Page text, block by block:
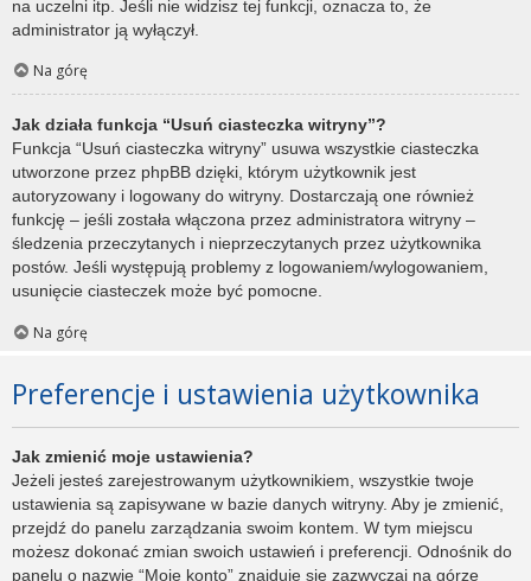
na uczelni itp. Jeśli nie widzisz tej funkcji, oznacza to, że
administrator ją wyłączył.
Na górę
Jak działa funkcja “Usuń ciasteczka witryny”?
Funkcja “Usuń ciasteczka witryny” usuwa wszystkie ciasteczka
utworzone przez phpBB dzięki, którym użytkownik jest
autoryzowany i logowany do witryny. Dostarczają one również
funkcję – jeśli została włączona przez administratora witryny –
śledzenia przeczytanych i nieprzeczytanych przez użytkownika
postów. Jeśli występują problemy z logowaniem/wylogowaniem,
usunięcie ciasteczek może być pomocne.
Na górę
Preferencje i ustawienia użytkownika
Jak zmienić moje ustawienia?
Jeżeli jesteś zarejestrowanym użytkownikiem, wszystkie twoje
ustawienia są zapisywane w bazie danych witryny. Aby je zmienić,
przejdź do panelu zarządzania swoim kontem. W tym miejscu
możesz dokonać zmian swoich ustawień i preferencji. Odnośnik do
panelu o nazwie “Moje konto” znajduje się zazwyczaj na górze